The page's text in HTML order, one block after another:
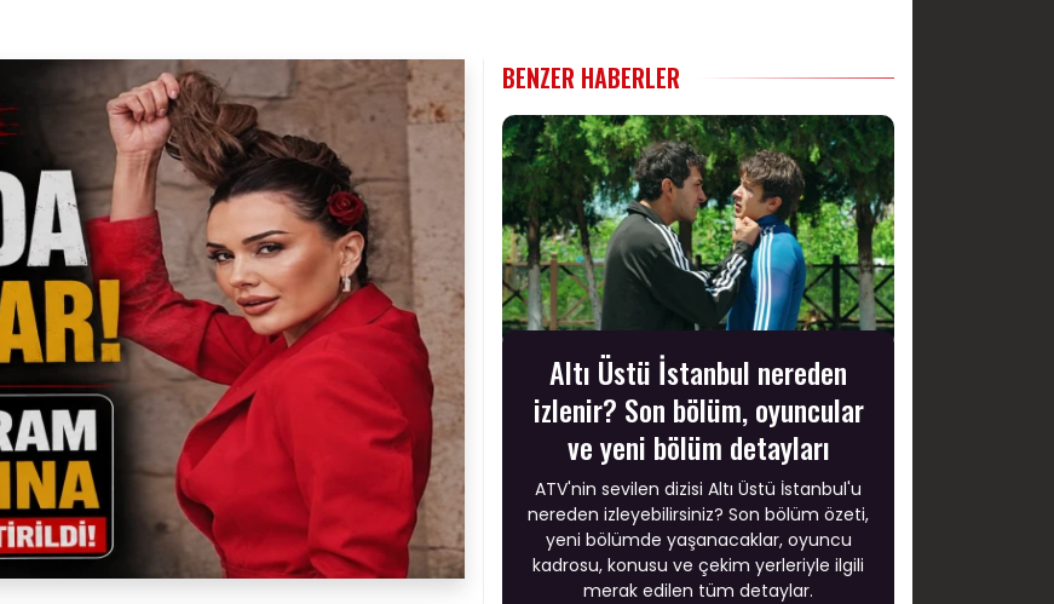
BENZER HABERLER
Altı Üstü İstanbul nereden
izlenir? Son bölüm, oyuncular
ve yeni bölüm detayları
ATV'nin sevilen dizisi Altı Üstü İstanbul'u
nereden izleyebilirsiniz? Son bölüm özeti,
yeni bölümde yaşanacaklar, oyuncu
kadrosu, konusu ve çekim yerleriyle ilgili
merak edilen tüm detaylar.